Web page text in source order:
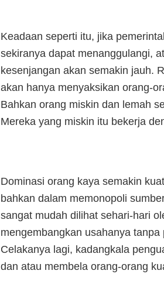
Keadaan seperti itu, jika
sekiranya dapat menanggulangi,
kesenjangan akan semakin jauh.
akan hanya menyaksikan orang-
Bahkan orang miskin dan lemah
Mereka yang miskin itu bekerja
Dominasi orang kaya semakin
bahkan dalam memonopoli
sangat mudah dilihat sehari-hari
mengembangkan usahanya
Celakanya lagi, kadangkala
dan atau membela orang-orang